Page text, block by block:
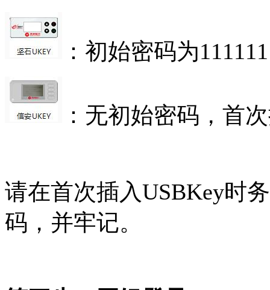
：初始密码为
：无初始密码，首
请在首次插入USBKey时
码，并牢记。